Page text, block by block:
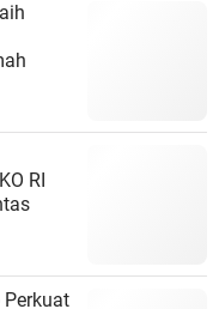
RI
Perkuat